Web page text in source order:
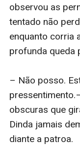
observou as
tentado não
enquanto corria
profunda queda
– Não posso.
obscuras que
Dinda jamais
diante a patroa.